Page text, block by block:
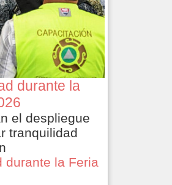
durante la
el despliegue
tranquilidad
durante la Feria